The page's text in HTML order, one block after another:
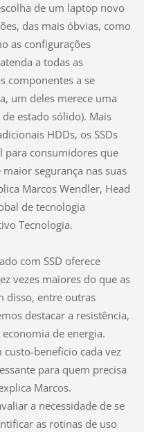
de um laptop novo
das mais óbvias, como
as configurações
a todas as
componentes a se
um deles merece uma
estado sólido). Mais
HDDs, os SSDs
para consumidores que
segurança nas suas
Marcos Wendler, Head
de tecnologia
Tecnologia.
com SSD oferece
vezes maiores do que as
disso, entre outras
destacar a resistência,
de energia.
benefício cada vez
para quem precisa
Marcos.
a necessidade de se
as rotinas de uso